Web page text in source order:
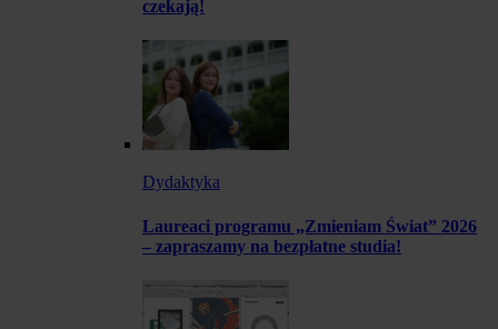
czekają!
Dydaktyka
Laureaci programu „Zmieniam Świat” 2026
– zapraszamy na bezpłatne studia!